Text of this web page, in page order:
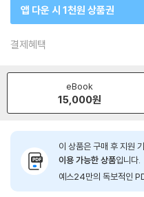
앱 다운 시 1천원 상품권
결제혜택
eBook
15,000원
이 상품은 구매 후 지원
이용 가능한 상품입니다.
예스24만의 독보적인